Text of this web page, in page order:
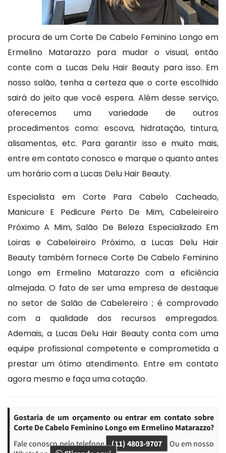
procura de um Corte De Cabelo Feminino Longo em
Ermelino Matarazzo para mudar o visual, então
conte com a Lucas Delu Hair Beauty para isso. Em
nosso salão, tenha a certeza que o corte escolhido
sairá do jeito que você espera. Além desse serviço,
oferecemos uma variedade de outros
procedimentos como: escova, hidratação, tintura,
alisamentos, etc. Para garantir isso e muito mais,
entre em contato conosco e marque o quanto antes
um horário com a Lucas Delu Hair Beauty.
Especialista em Corte Para Cabelo Cacheado,
Manicure E Pedicure Perto De Mim, Cabeleireiro
Próximo A Mim, Salão De Beleza Especializado Em
Loiras e Cabeleireiro Próximo, a Lucas Delu Hair
Beauty também fornece Corte De Cabelo Feminino
Longo em Ermelino Matarazzo com a eficiência
almejada. O fato de ser uma empresa de destaque
no setor de Salão de Cabelereiro ; é comprovado
com a qualidade dos recursos empregados.
Ademais, a Lucas Delu Hair Beauty conta com uma
equipe profissional competente e comprometida a
prestar um ótimo atendimento. Entre em contato
agora mesmo e faça uma cotação.
Gostaria de um orçamento ou entrar em contato sobre
Corte De Cabelo Feminino Longo em Ermelino Matarazzo?
Fale conosco pelo telefone (11) 4803-9707
Ou em nosso